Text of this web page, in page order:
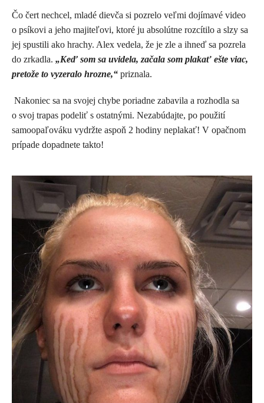
Čo čert nechcel, mladé dievča si pozrelo veľmi dojímavé video
o psíkovi a jeho majiteľovi, ktoré ju absolútne rozcítilo a slzy sa
jej spustili ako hrachy. Alex vedela, že je zle a ihneď sa pozrela
do zrkadla. „Keď som sa uvidela, začala som plakať ešte viac,
pretože to vyzeralo hrozne,“ priznala.
Nakoniec sa na svojej chybe poriadne zabavila a rozhodla sa
o svoj trapas podeliť s ostatnými. Nezabúdajte, po použití
samoopaľováku vydržte aspoň 2 hodiny neplakať! V opačnom
prípade dopadnete takto!